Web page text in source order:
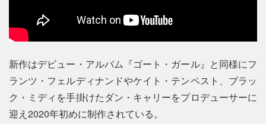
新作はデビュー・アルバム『ゴート・ガール』と同様にフ
ランツ・フェルディナンドやケイト・テンペスト、ブラッ
ク・ミディを手掛けたダン・キャリーをプロデューサーに
迎え2020年初めに制作されている。